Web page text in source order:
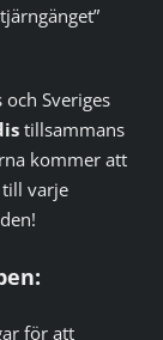
och Sveriges
tillsammans
kommer att
varje
för att